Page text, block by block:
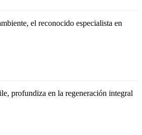
el reconocido especialista en
profundiza en la regeneración integral